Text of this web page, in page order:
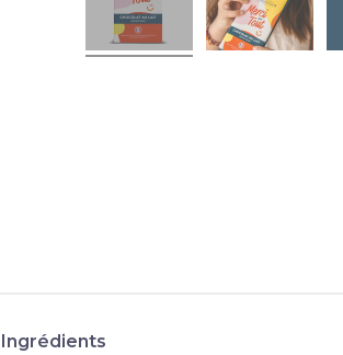
Ingrédients